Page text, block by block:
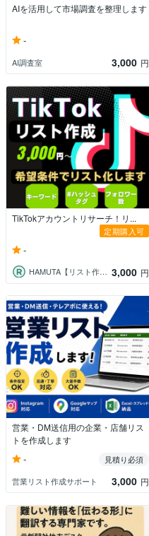
AIを活用して市場調査を整理します
-
AI調査室 3,000 円
TikTokアカウントリサーチ！リ...
定期購入可
-
HAMUTA【リスト作成 実績10万件】 3,000 円
営業・DM送信用の企業・店舗リス
トを作成します
-
見積り必須
営業リスト作成サポート
3,000 円